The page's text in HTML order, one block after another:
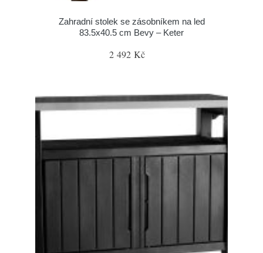
Zahradní stolek se zásobníkem na led
83.5x40.5 cm Bevy – Keter
2 492 Kč